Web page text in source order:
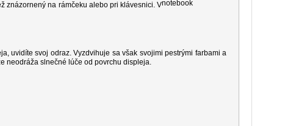
znázornený na rámčeku alebo pri klávesnici. V
uvidíte svoj odraz. Vyzdvihuje sa však svojimi pestrými farbami a
neodráža slnečné lúče od povrchu displeja.